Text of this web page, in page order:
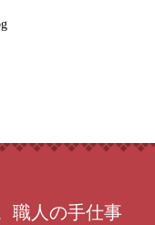
職人の手仕事